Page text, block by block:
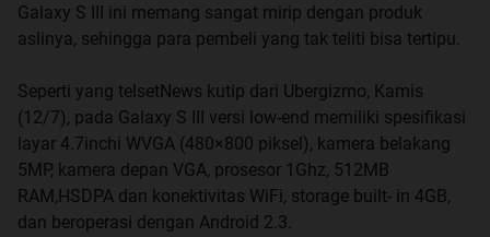
Galaxy S III ini memang sangat mirip dengan produk
aslinya, sehingga para pembeli yang tak teliti bisa tertipu.
Seperti yang telsetNews kutip dari Ubergizmo, Kamis
(12/7), pada Galaxy S III versi low-end memiliki spesifikasi
layar 4.7inchi WVGA (480×800 piksel), kamera belakang
5MP, kamera depan VGA, prosesor 1Ghz, 512MB
RAM,HSDPA dan konektivitas WiFi, storage built- in 4GB,
dan beroperasi dengan Android 2.3.